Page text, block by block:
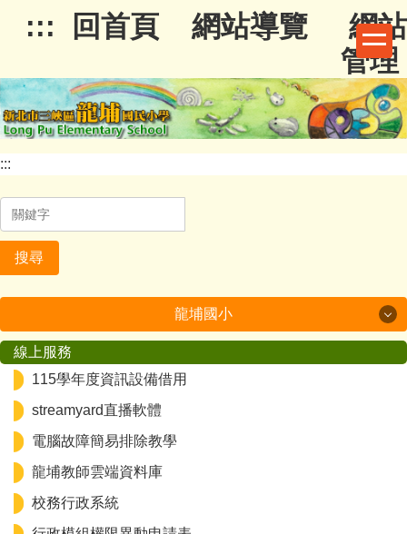
要
內
容
::: 回首頁 網站導覽
網站
管理
:::
搜尋
龍埔國小
龍埔國小
認識龍埔
行政團隊
家長會
線上服務
115學年度資訊設備借用
streamyard直播軟體
電腦故障簡易排除教學
龍埔教師雲端資料庫
校務行政系統